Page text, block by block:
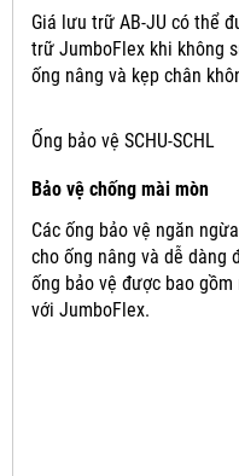
Giá lưu trữ AB-JU có thể
trữ JumboFlex khi không
ống nâng và kẹp chân
Ống bảo vệ SCHU-SCHL
Bảo vệ chống mài mòn
Các ống bảo vệ ngăn
cho ống nâng và dễ dàng
ống bảo vệ được bao
với JumboFlex.